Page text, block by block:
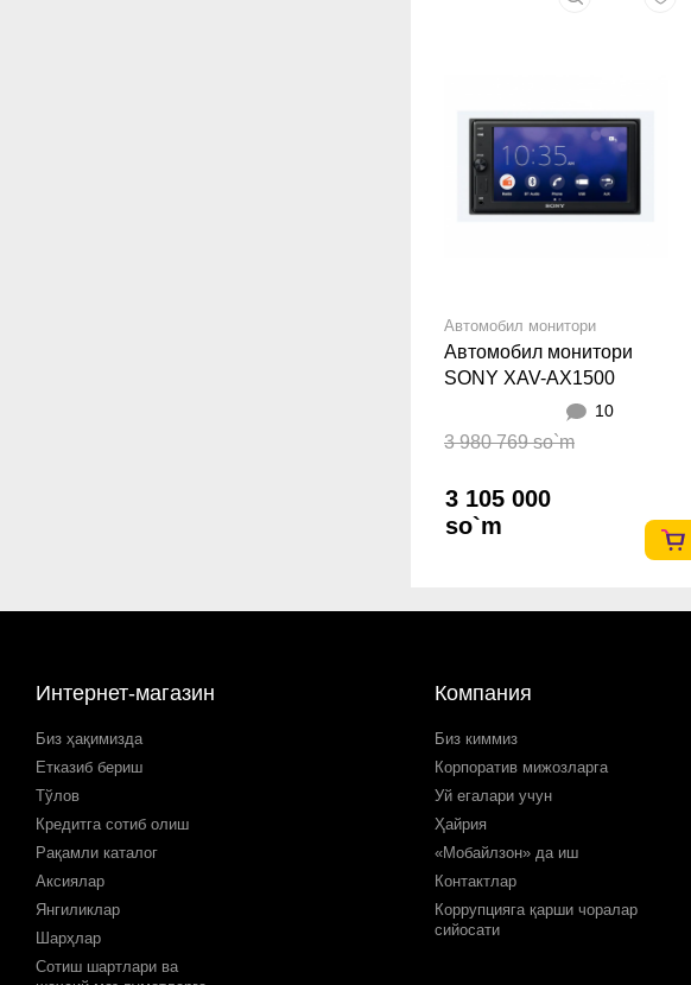
Автомобил монитори
Автомобил монитори
SONY XAV-AX1500
10
3 980 769 so`m
3 105 000
so`m
Интернет-магазин
Биз ҳақимизда
Етказиб бериш
Тўлов
Кредитга сотиб олиш
Рақамли каталог
Аксиялар
Янгиликлар
Шарҳлар
Сотиш шартлари ва
Компания
Биз киммиз
Корпоратив мижозларга
Уй егалари учун
Ҳайрия
«Мобайлзон» да иш
Контактлар
Коррупцияга қарши чоралар
сийосати